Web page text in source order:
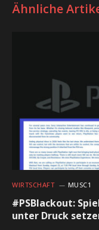
Ähnliche
WIRTSCHAFT MUSC1
#PSBlackout:
unter Druck